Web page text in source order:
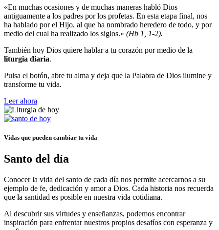
«En muchas ocasiones y de muchas maneras habló Dios
antiguamente a los padres por los profetas. En esta etapa final, nos
ha hablado por el Hijo, al que ha nombrado heredero de todo, y por
medio del cual ha realizado los siglos.» (Hb 1, 1-2).
También hoy Dios quiere hablar a tu corazón por medio de la
liturgia diaria.
Pulsa el botón, abre tu alma y deja que la Palabra de Dios ilumine y
transforme tu vida.
Leer ahora
Vidas que pueden cambiar tu vida
Santo del día
Conocer la vida del santo de cada día nos permite acercarnos a su
ejemplo de fe, dedicación y amor a Dios. Cada historia nos recuerda
que la santidad es posible en nuestra vida cotidiana.
Al descubrir sus virtudes y enseñanzas, podemos encontrar
inspiración para enfrentar nuestros propios desafíos con esperanza y